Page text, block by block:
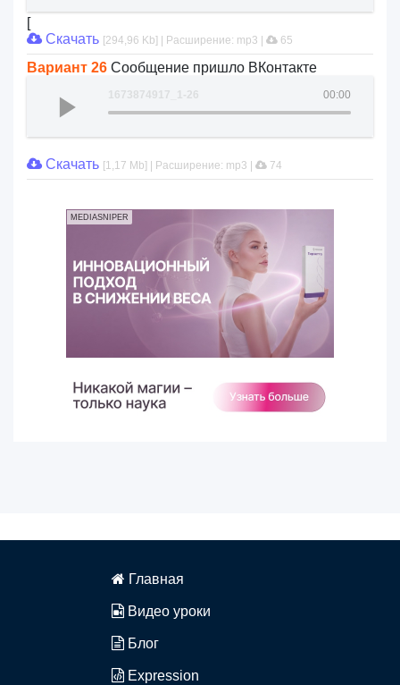
[
Скачать [294,96 Kb] | Расширение: mp3 | 65
Вариант 26 Сообщение пришло ВКонтакте
00:00
1673874917_1-26
Скачать [1,17 Mb] | Расширение: mp3 | 74
MEDIASNIPER
Главная
Видео уроки
Блог
Expression